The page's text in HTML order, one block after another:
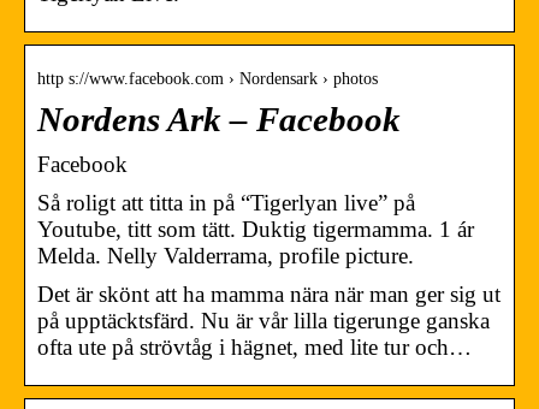
http s://www.facebook.com › Nordensark › photos
Nordens Ark – Facebook
Facebook
Så roligt att titta in på “Tigerlyan live” på
Youtube, titt som tätt. Duktig tigermamma. 1 ár
Melda. Nelly Valderrama, profile picture.
Det är skönt att ha mamma nära när man ger sig ut
på upptäcktsfärd. Nu är vår lilla tigerunge ganska
ofta ute på strövtåg i hägnet, med lite tur och…